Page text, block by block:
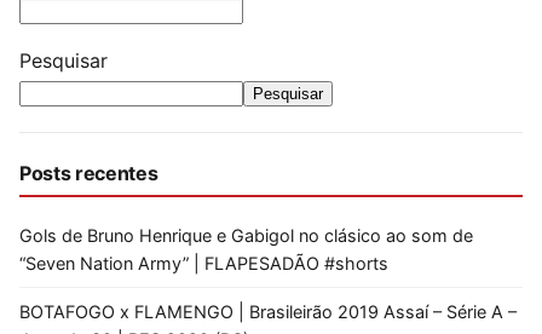
Pesquisar
Pesquisar
Posts recentes
Gols de Bruno Henrique e Gabigol no clásico ao som de
“Seven Nation Army” | FLAPESADÃO #shorts
BOTAFOGO x FLAMENGO | Brasileirão 2019 Assaí – Série A –